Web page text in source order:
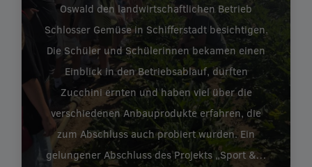
Oswald den landwirtschaftlichen Betrieb
Schlosser Gemüse in Schifferstadt besichtigen.
Die Schüler und Schülerinnen bekamen einen
Einblick in den Betriebsablauf, durften
Zucchini ernten und haben viel über die
verschiedenen Anbauprodukte erfahren, die
zum Abschluss auch probiert wurden. Ein
gelungener Abschluss des Projekts „Sport &…